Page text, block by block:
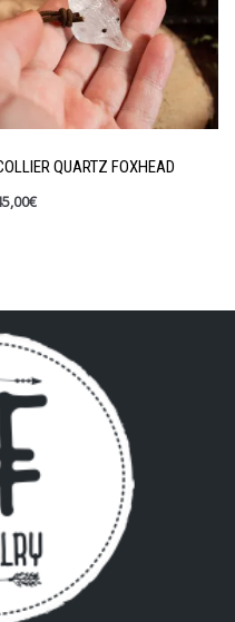
QUARTZ FOXHEAD
€